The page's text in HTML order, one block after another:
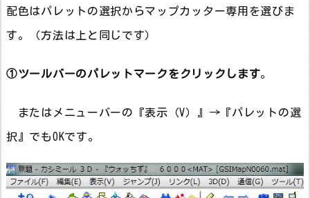
配色はパレットの選択からマップカッター専用を選びま
す。（方法は上と同じです）
①ツールバーのパレットマークをクリックします。
またはメニューバーの『表示（V）』→『パレットの選
択』でもOKです。